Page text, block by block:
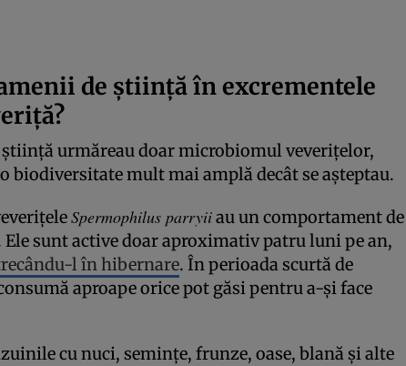
de știință în excrementele
urmăreau doar microbiomul veverițelor,
biodiversitate mult mai amplă decât se așteptau.
Spermophilus parryiiau un comportament de
sunt active doar aproximativ patru luni pe an,
l în hibernare. În perioada scurtă de
aproape orice pot găsi pentru a-și face
cu nuci, semințe, frunze, oase, blană și alte